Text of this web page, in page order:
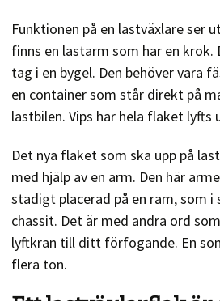
Funktionen på en lastväxlare ser
finns en lastarm som har en krok.
tag i en bygel. Den behöver vara
en container som står direkt på
lastbilen. Vips har hela flaket lyfts
Det nya flaket som ska upp på
med hjälp av en arm. Den här
stadigt placerad på en ram, som
chassit. Det är med andra ord
lyftkran till ditt förfogande. En
flera ton.